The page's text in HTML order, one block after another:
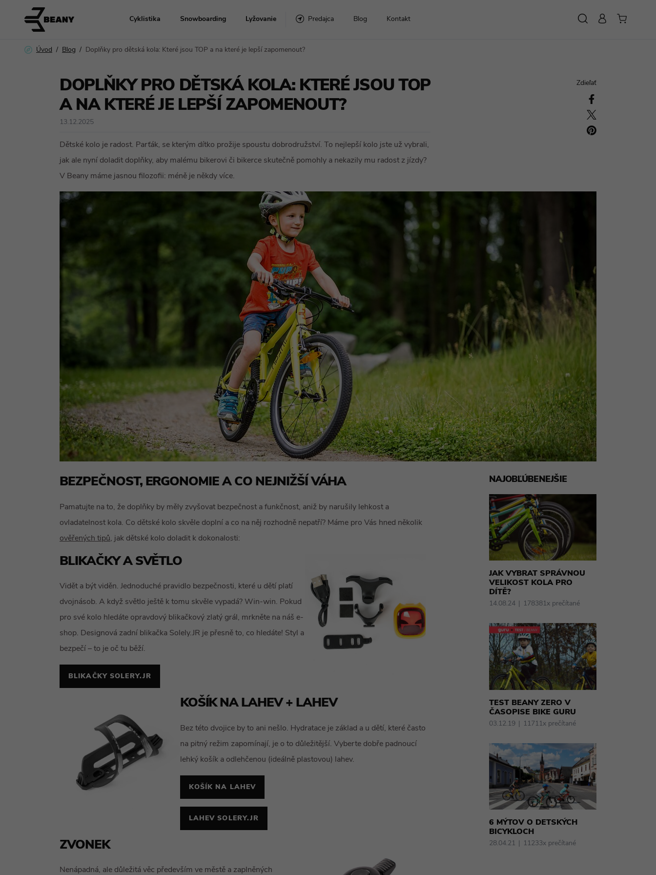
Cyklistika
Cyklistické príslušenstvo
Oblečenie a prilby
Snowboarding
Snowboardy
Topánky
Lyžovanie Predajca Blog Kontakt
Úvod Blog Doplňky pro dětská kola: Které jsou TOP a na které je lepší zapomenout?
DOPLŇKY PRO DĚTSKÁ KOLA: KTERÉ JSOU TOP
A NA KTERÉ JE LEPŠÍ ZAPOMENOUT?
13.12.2025
Dětské kolo je radost. Parťák, se kterým dítko prožije spoustu dobrodružství. To nejlepší kolo jste už vybrali,
jak ale nyní doladit doplňky, aby malému bikerovi či bikerce skutečně pomohly a nekazily mu radost z jízdy?
V Beany máme jasnou filozofii: méně je někdy více.
Zdieľať
BEZPEČNOST, ERGONOMIE A CO NEJNIŽŠÍ VÁHA
Pamatujte na to, že doplňky by měly zvyšovat bezpečnost a funkčnost, aniž by narušily lehkost a
ovladatelnost kola. Co dětské kolo skvěle doplní a co na něj rozhodně nepatří? Máme pro Vás hned několik
ověřených tipů, jak dětské kolo doladit k dokonalosti:
BLIKAČKY A SVĚTLO
Vidět a být viděn. Jednoduché pravidlo bezpečnosti, které u dětí platí
dvojnásob. A když světlo ještě k tomu skvěle vypadá? Win-win. Pokud
pro své kolo hledáte opravdový blikačkový zlatý grál, mrkněte na náš e-
shop. Designová zadní blikačka Solely.JR je přesně to, co hledáte! Styl a
bezpečí – to je oč tu běží.
BLIKAČKY SOLERY.JR
KOŠÍK NA LAHEV + LAHEV
Bez této dvojice by to ani nešlo. Hydratace je základ a u dětí, které často
na pitný režim zapomínají, je o to důležitější. Vyberte dobře padnoucí
lehký košík a odlehčenou (ideálně plastovou) lahev.
KOŠÍK NA LAHEV
LAHEV SOLERY.JR
ZVONEK
Nenápadná, ale důležitá věc především ve městě a zaplněných
NAJOBĽÚBENEJŠIE
JAK VYBRAT SPRÁVNOU
VELIKOST KOLA PRO
DÍTĚ?
14.08.24 178381x prečítané
TEST BEANY ZERO V
ČASOPISE BIKE GURU
03.12.19 11711x prečítané
6 MÝTOV O DETSKÝCH
BICYKLOCH
28.04.21 11233x prečítané